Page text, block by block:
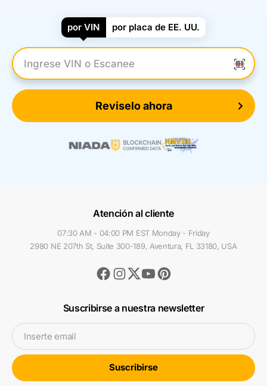
por VIN por placa de EE. UU.
Introduzca el VIN
Reviselo ahora
Atención al cliente
07:30 AM - 04:00 PM EST Monday - Friday
2980 NE 207th St, Suite 300-189, Aventura, FL 33180, USA
Facebook
Instagram
TwitterYoutubePinterest
Suscribirse a nuestra newsletter
Inserte email
Suscribirse